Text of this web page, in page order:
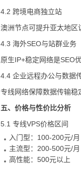
4.2 跨境电商独立站
澳洲节点可提升亚太地
4.3 海外SEO与站群业务
原生IP+稳定网络是SEO
4.4 企业远程办公与数据
专线网络保障数据传输稳
五、价格与性价比分析
5.1 专线VPS价格区间
入门型：100-200元/月
主流型：200-500元/月
高性能：500元以上